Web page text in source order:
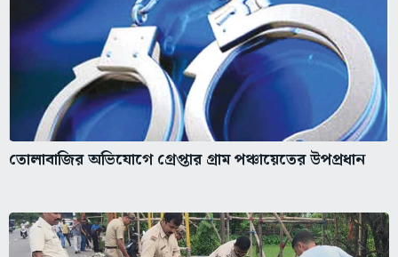
তোলাবাজির অভিযোগে গ্রেপ্তার গ্রাম পঞ্চায়েতের উপপ্রধান